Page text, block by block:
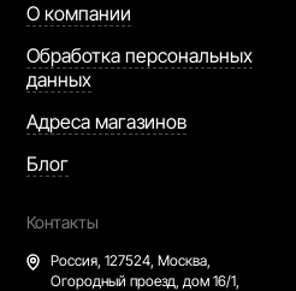
О компании
Обработка персональных
данных
Адреса магазинов
Блог
Контакты
Россия, 127524, Москва,
Огородный проезд, дом 16/1,